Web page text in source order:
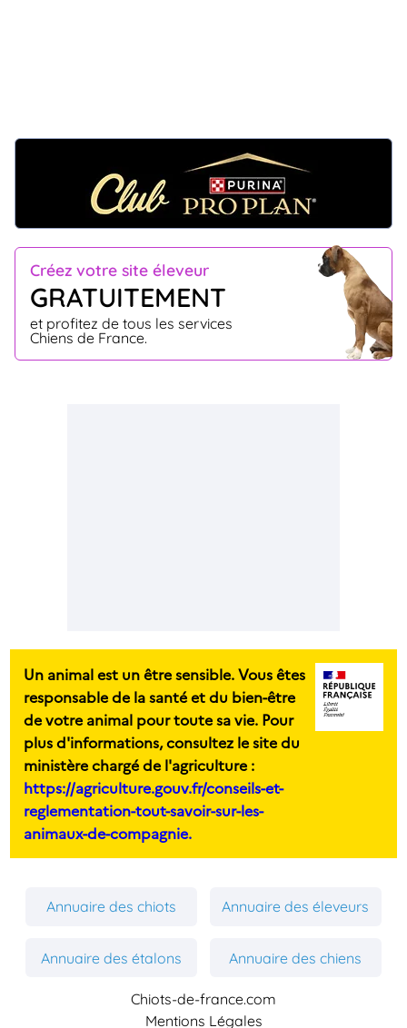
Créez votre site éleveur
GRATUITEMENT
et profitez de tous les services
Chiens de France.
Un animal est un être sensible. Vous êtes
responsable de la santé et du bien-être
de votre animal pour toute sa vie. Pour
plus d'informations, consultez le site du
ministère chargé de l'agriculture :
https://agriculture.gouv.fr/conseils-et-
reglementation-tout-savoir-sur-les-
animaux-de-compagnie.
Annuaire des chiots Annuaire des éleveurs
Annuaire des étalons Annuaire des chiens
Chiots-de-france.com
Mentions Légales